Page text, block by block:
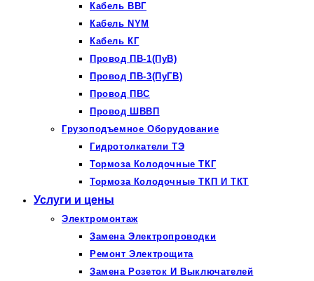
Кабель ВВГ
Кабель NYM
Кабель КГ
Провод ПВ-1(ПуВ)
Провод ПВ-3(ПуГВ)
Провод ПВС
Провод ШВВП
Грузоподъемное Оборудование
Гидротолкатели ТЭ
Тормоза Колодочные ТКГ
Тормоза Колодочные ТКП И ТКТ
Услуги и цены
Электромонтаж
Замена Электропроводки
Ремонт Электрощита
Замена Розеток И Выключателей